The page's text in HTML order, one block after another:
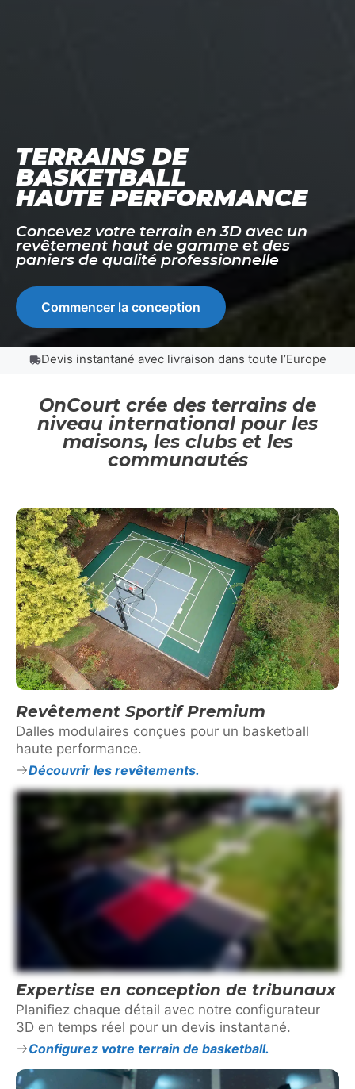
TERRAINS DE
BASKETBALL
HAUTE PERFORMANCE
Concevez votre terrain en 3D avec un
revêtement haut de gamme et des
paniers de qualité professionnelle
Commencer la conception
Devis instantané avec livraison dans toute l’Europe
OnCourt crée des terrains de
niveau international pour les
maisons, les clubs et les
communautés
Revêtement Sportif Premium
Dalles modulaires conçues pour un basketball
haute performance.
Découvrir les revêtements.
Expertise en conception de tribunaux
Planifiez chaque détail avec notre configurateur
3D en temps réel pour un devis instantané.
Configurez votre terrain de basketball.